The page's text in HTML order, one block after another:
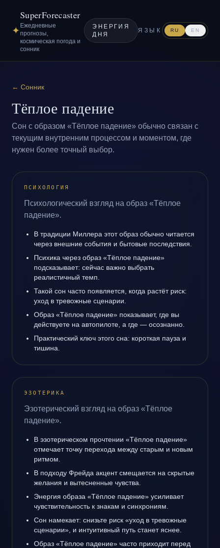
✦
SuperForecaster
Ежедневные
прогнозы,
космическая погода и
сонник
ЭНЕРГИЯ
ДНЯ
ЯЗЫК RU EN
← Сонник
Тёплое падение
Сон с образом «Тёплое падение» обычно связан с
текущим внутренним процессом и моментом, где
нужен более точный выбор.
ПСИХОЛОГИЯ
Психологический взгляд на образ «Тёплое
падение».
В традиции Миллера этот образ обычно читается
через внешние события и бытовые последствия.
Психика через образ «Тёплое падение»
подсказывает: сейчас важно выбрать
реалистичный темп.
Такой сон часто появляется, когда растёт риск:
уход в тревожные сценарии.
Образ «Тёплое падение» показывает, где вы
действуете на автопилоте, а где — осознанно.
Практический ключ этого сна: короткая пауза и
тишина.
ЭЗОТЕРИКА
Эзотерический взгляд на образ «Тёплое
падение».
В эзотерическом прочтении «Тёплое падение»
отмечает точку перехода между старым и новым
ритмом.
В подходу Фрейда акцент смещается на скрытые
желания и вытесненные чувства.
Энергия образа «Тёплое падение» усиливает
чувствительность к знакам и синхрониям.
Сон намекает: снизьте риск «уход в тревожные
сценарии», и интуитивный путь станет яснее.
Образ «Тёплое падение» часто приходит перед